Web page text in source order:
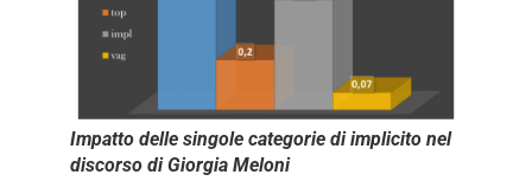
Impatto delle singole categorie di implicito nel
discorso di Giorgia Meloni